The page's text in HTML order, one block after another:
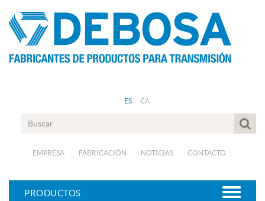
ES CA
EMPRESA FABRICACIÓN NOTÍCIAS CONTACTO
PRODUCTOS